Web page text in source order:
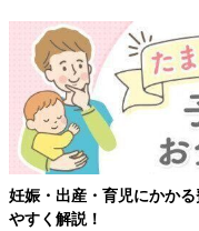
妊娠・出産・育児にかか
やすく解説！